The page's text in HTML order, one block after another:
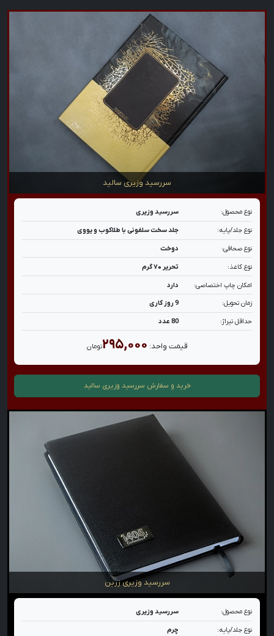
سررسید وزیری سالید
نوع محصول: سررسید وزیری
نوع جلد/پایه: جلد سخت سلفونی با طلاکوب و یووی
نوع صحافی: دوخت
نوع کاغذ: تحریر ۷۰ گرم
امکان چاپ اختصاصی: دارد
زمان تحویل: 9 روز کاری
حداقل تیراژ: 80 عدد
قیمت واحد: ۲۹۵,۰۰۰تومان
خرید و سفارش سررسید وزیری سالید
سررسید وزیری زرین
نوع محصول: سررسید وزیری
نوع جلد/پایه: چرم